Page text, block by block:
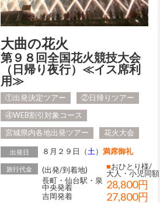
大曲の花火
第９８回全国花火競技大会
（日帰り夜行）≪イス席利
用≫
①出発決定ツアー
②日帰りツアー
④WEB割引対象コース
宮城県内各地出発ツアー
花火大会
出発日 ８月２９日（ 土 ）満席御礼
旅行代金 (出発/到着地) ■おひとり様/
大人・小児同額
長町・仙台駅・泉
中央発着
28,800円
吉岡発着 27,800円